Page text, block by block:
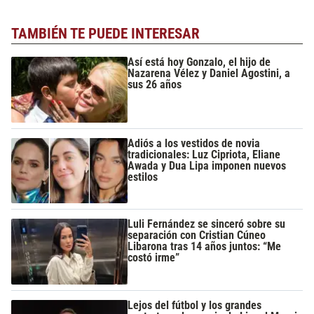
TAMBIÉN TE PUEDE INTERESAR
Así está hoy Gonzalo, el hijo de
Nazarena Vélez y Daniel Agostini, a
sus 26 años
Adiós a los vestidos de novia
tradicionales: Luz Cipriota, Eliane
Awada y Dua Lipa imponen nuevos
estilos
Luli Fernández se sinceró sobre su
separación con Cristian Cúneo
Libarona tras 14 años juntos: “Me
costó irme”
Lejos del fútbol y los grandes